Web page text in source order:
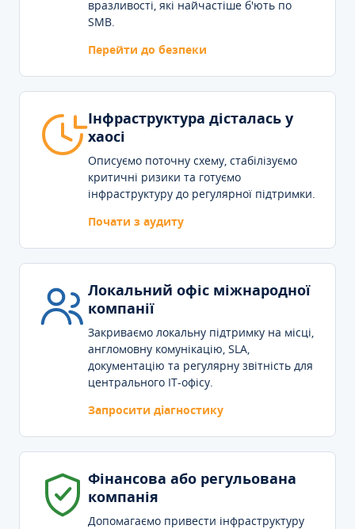
вразливості, які найчастіше б'ють по
SMB.
Перейти до безпеки
Інфраструктура дісталась у
хаосі
Описуємо поточну схему, стабілізуємо
критичні ризики та готуємо
інфраструктуру до регулярної підтримки.
Почати з аудиту
Локальний офіс міжнародної
компанії
Закриваємо локальну підтримку на місці,
англомовну комунікацію, SLA,
документацію та регулярну звітність для
центрального IT-офісу.
Запросити діагностику
Фінансова або регульована
компанія
Допомагаємо привести інфраструктуру